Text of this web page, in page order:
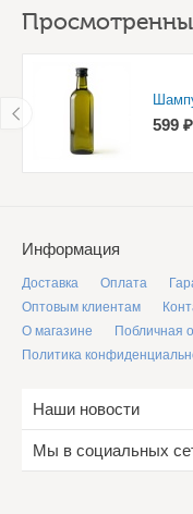
599 ₽
Информация
Доставка Оплата
Оптовым клиентам
О магазине
Побличная
Политика
Наши новости
Мы в социальных